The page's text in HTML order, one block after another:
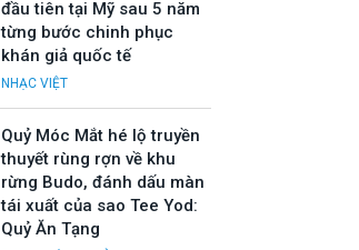
đầu tiên tại Mỹ sau 5 năm
từng bước chinh phục
khán giả quốc tế
NHẠC VIỆT
Quỷ Móc Mắt hé lộ truyền
thuyết rùng rợn về khu
rừng Budo, đánh dấu màn
tái xuất của sao Tee Yod:
Quỷ Ăn Tạng